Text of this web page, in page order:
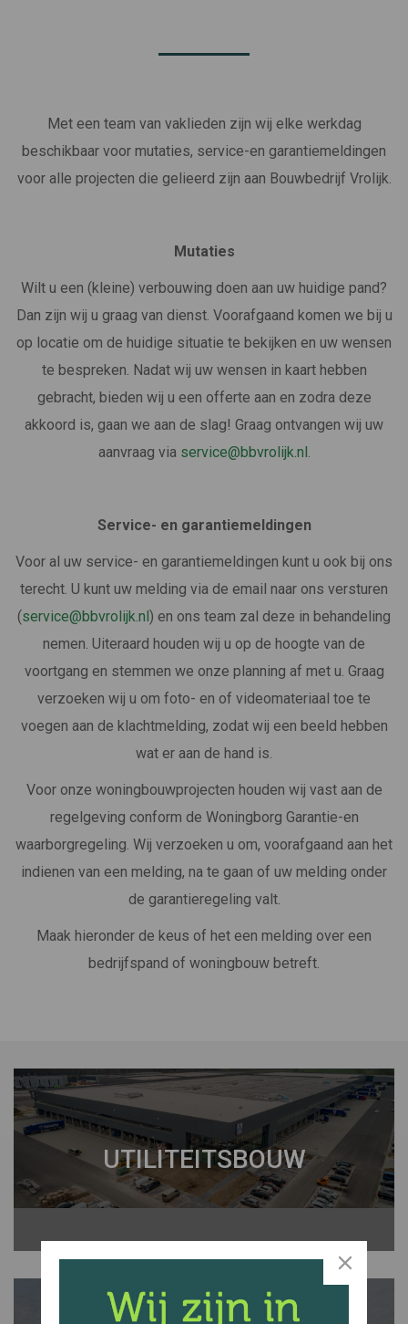
Met een team van vaklieden zijn wij elke werkdag
beschikbaar voor mutaties, service-en garantiemeldingen
voor alle projecten die gelieerd zijn aan Bouwbedrijf Vrolijk.
Mutaties
Wilt u een (kleine) verbouwing doen aan uw huidige pand?
Dan zijn wij u graag van dienst. Voorafgaand komen we bij u
op locatie om de huidige situatie te bekijken en uw wensen
te bespreken. Nadat wij uw wensen in kaart hebben
gebracht, bieden wij u een offerte aan en zodra deze
akkoord is, gaan we aan de slag! Graag ontvangen wij uw
aanvraag via service@bbvrolijk.nl.
Service- en garantiemeldingen
Voor al uw service- en garantiemeldingen kunt u ook bij ons
terecht. U kunt uw melding via de email naar ons versturen
(service@bbvrolijk.nl) en ons team zal deze in behandeling
nemen. Uiteraard houden wij u op de hoogte van de
voortgang en stemmen we onze planning af met u. Graag
verzoeken wij u om foto- en of videomateriaal toe te
voegen aan de klachtmelding, zodat wij een beeld hebben
wat er aan de hand is.
Voor onze woningbouwprojecten houden wij vast aan de
regelgeving conform de Woningborg Garantie-en
waarborgregeling. Wij verzoeken u om, voorafgaand aan het
indienen van een melding, na te gaan of uw melding onder
de garantieregeling valt.
Maak hieronder de keus of het een melding over een
bedrijfspand of woningbouw betreft.
UTILITEITSBOUW